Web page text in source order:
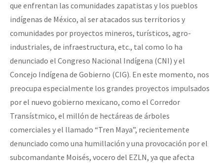
que enfrentan las comunidades zapatistas y los pueblos
indígenas de México, al ser atacados sus territorios y
comunidades por proyectos mineros, turísticos, agro-
industriales, de infraestructura, etc., tal como lo ha
denunciado el Congreso Nacional Indígena (CNI) y el
Concejo Indígena de Gobierno (CIG). En este momento, nos
preocupa especialmente los grandes proyectos impulsados
por el nuevo gobierno mexicano, como el Corredor
Transístmico, el millón de hectáreas de árboles
comerciales y el llamado “Tren Maya”, recientemente
denunciado como una humillación y una provocación por el
subcomandante Moisés, vocero del EZLN, ya que afecta